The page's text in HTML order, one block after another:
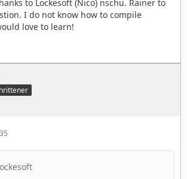
to Lockesoft (Nico) nschu. Rainer to
I do not know how to compile
love to learn!